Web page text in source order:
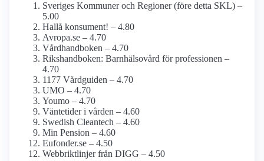
Sveriges Kommuner och Regioner (före detta SKL) –
5.00
Hallå konsument! – 4.80
Avropa.se – 4.70
Vårdhandboken – 4.70
Rikshandboken: Barnhälsovård för professionen –
4.70
1177 Vårdguiden – 4.70
UMO – 4.70
Youmo – 4.70
Väntetider i vården – 4.60
Swedish Cleantech – 4.60
Min Pension – 4.60
Eufonder.se – 4.50
Webbriktlinjer från DIGG – 4.50